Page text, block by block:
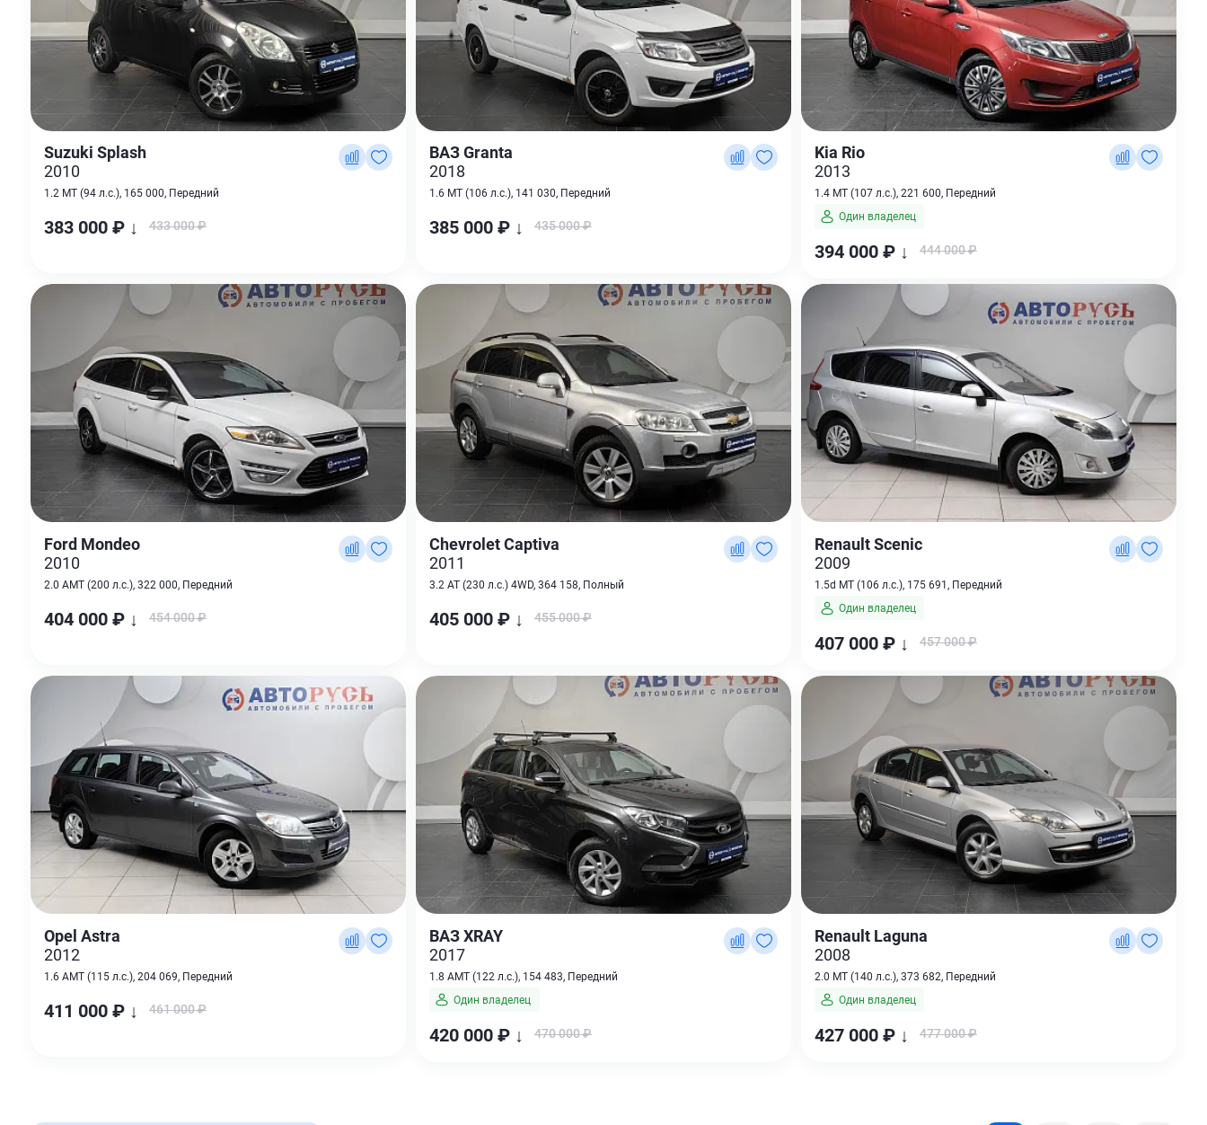
Suzuki Splash
2010
1.2 MT (94 л.с.), 165 000, Передний
383 000 ₽ ↓ 433 000 ₽
ВАЗ Granta
2018
1.6 MT (106 л.с.), 141 030, Передний
385 000 ₽ ↓ 435 000 ₽
Kia Rio
2013
1.4 MT (107 л.с.), 221 600, Передний
Один владелец
394 000 ₽ ↓ 444 000 ₽
Ford Mondeo
2010
2.0 AMT (200 л.с.), 322 000, Передний
404 000 ₽ ↓ 454 000 ₽
Chevrolet Captiva
2011
3.2 AT (230 л.с.) 4WD, 364 158, Полный
405 000 ₽ ↓ 455 000 ₽
Renault Scenic
2009
1.5d MT (106 л.с.), 175 691, Передний
Один владелец
407 000 ₽ ↓ 457 000 ₽
Opel Astra
2012
1.6 AMT (115 л.с.), 204 069, Передний
411 000 ₽ ↓ 461 000 ₽
ВАЗ XRAY
2017
1.8 AMT (122 л.с.), 154 483, Передний
Один владелец
420 000 ₽ ↓ 470 000 ₽
Renault Laguna
2008
2.0 MT (140 л.с.), 373 682, Передний
Один владелец
427 000 ₽ ↓ 477 000 ₽